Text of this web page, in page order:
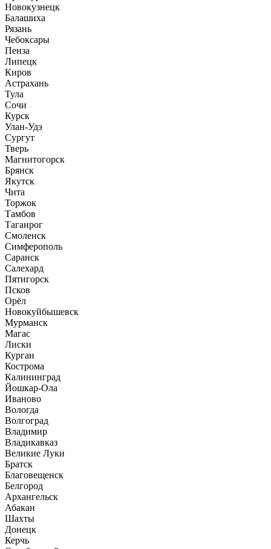
Новокузнецк
Балашиха
Рязань
Чебоксары
Пенза
Липецк
Киров
Астрахань
Тула
Сочи
Курск
Улан-Удэ
Сургут
Тверь
Магнитогорск
Брянск
Якутск
Чита
Торжок
Тамбов
Таганрог
Смоленск
Симферополь
Саранск
Салехард
Пятигорск
Псков
Орёл
Новокуйбышевск
Мурманск
Магас
Лиски
Курган
Кострома
Калининград
Йошкар-Ола
Иваново
Вологда
Волгоград
Владимир
Владикавказ
Великие Луки
Братск
Благовещенск
Белгород
Архангельск
Абакан
Шахты
Донецк
Керчь